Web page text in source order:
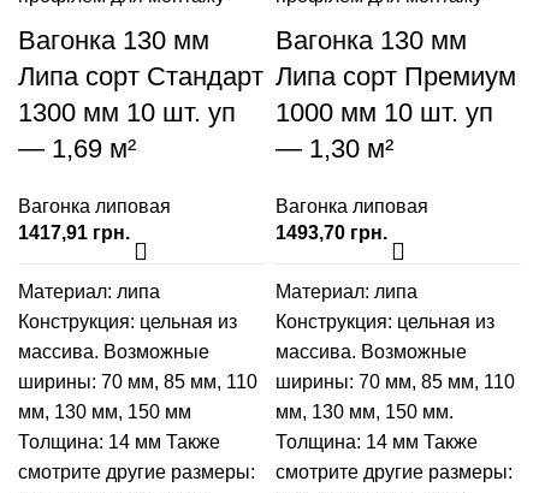
Вагонка 130 мм
Липа сорт Стандарт
1300 мм 10 шт. уп
— 1,69 м²
Вагонка липовая
грн.
Материал: липа
Конструкция: цельная из
массива. Возможные
ширины: 70 мм, 85 мм, 110
мм, 130 мм, 150 мм
Толщина: 14 мм Также
смотрите другие размеры:
Вагонка 130 мм
Липа сорт Премиум
1000 мм 10 шт. уп
— 1,30 м²
Вагонка липовая
грн.
Материал: липа
Конструкция: цельная из
массива. Возможные
ширины: 70 мм, 85 мм, 110
мм, 130 мм, 150 мм.
Толщина: 14 мм Также
смотрите другие размеры: